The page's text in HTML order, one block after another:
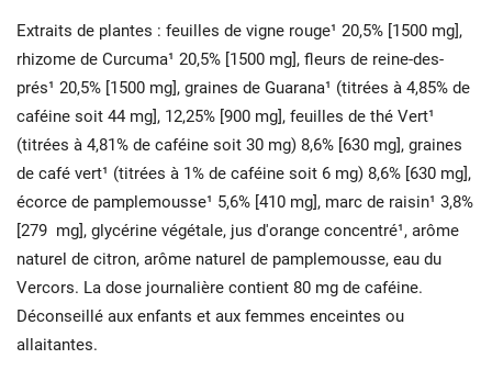
Extraits de plantes : feuilles de vigne rouge¹ 20,5% [1500 mg],
rhizome de Curcuma¹ 20,5% [1500 mg], fleurs de reine-des-
prés¹ 20,5% [1500 mg], graines de Guarana¹ (titrées à 4,85% de
caféine soit 44 mg], 12,25% [900 mg], feuilles de thé Vert¹
(titrées à 4,81% de caféine soit 30 mg) 8,6% [630 mg], graines
de café vert¹ (titrées à 1% de caféine soit 6 mg) 8,6% [630 mg],
écorce de pamplemousse¹ 5,6% [410 mg], marc de raisin¹ 3,8%
[279 mg], glycérine végétale, jus d'orange concentré¹, arôme
naturel de citron, arôme naturel de pamplemousse, eau du
Vercors. La dose journalière contient 80 mg de caféine.
Déconseillé aux enfants et aux femmes enceintes ou
allaitantes.